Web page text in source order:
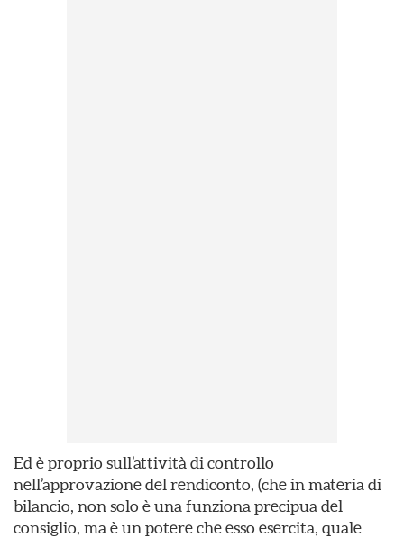
Ed è proprio sull’attività di controllo
nell’approvazione del rendiconto, (che in materia di
bilancio, non solo è una funziona precipua del
consiglio, ma è un potere che esso esercita, quale